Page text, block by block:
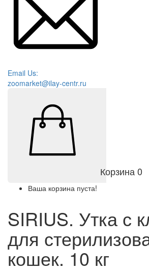
Email Us:
zoomarket@ilay-centr.ru
Корзина0
Ваша корзина пуста!
SIRIUS. Утка с
для
кошек. 10 кг